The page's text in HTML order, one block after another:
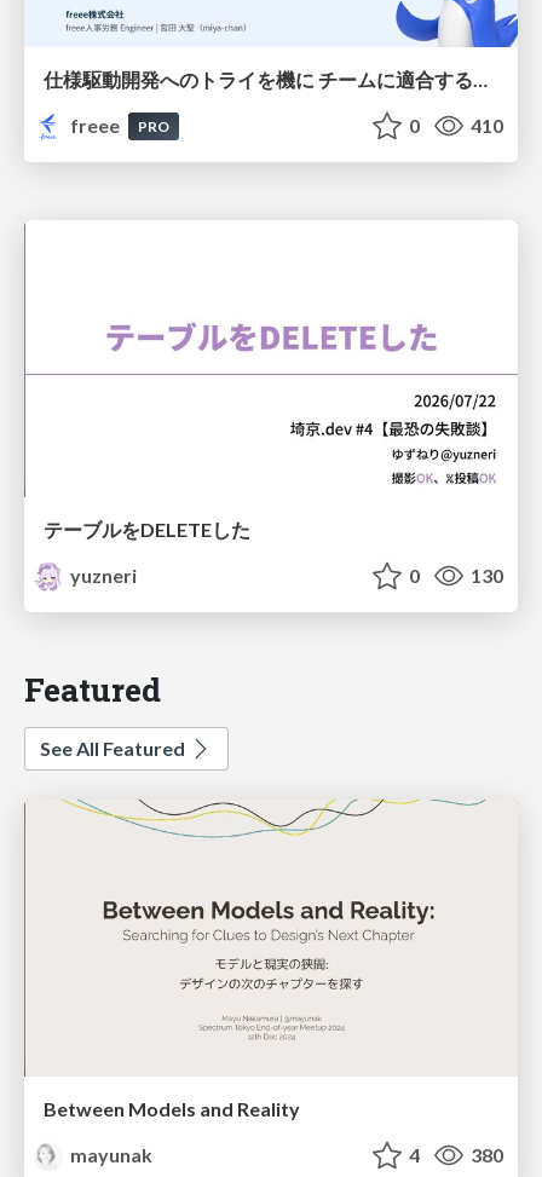
freee
PRO 0 410
テーブルをDELETEした
yuzneri
0 130
Featured
See All Featured
Between Models and Reality
mayunak
4 380